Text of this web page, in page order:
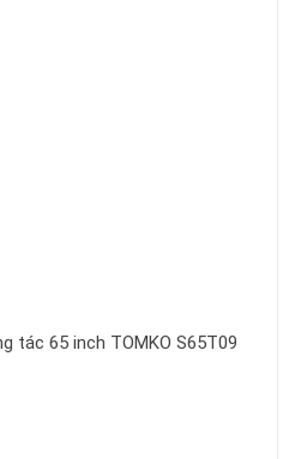
tác 65 inch TOMKO S65T09